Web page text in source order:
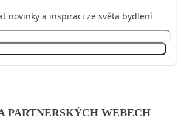
novinky a inspiraci ze světa bydlení
PARTNERSKÝCH WEBECH